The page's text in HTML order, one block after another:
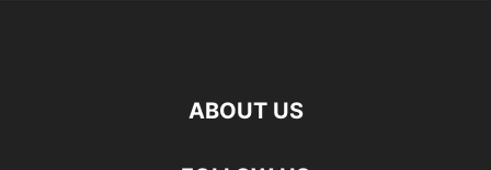
ABOUT US